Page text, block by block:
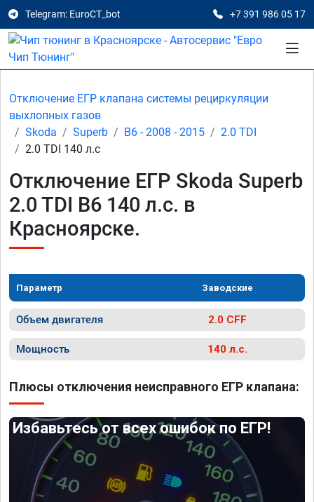
Telegram: EuroCT_bot +7 391 986 05 17
Отключение ЕГР клапана системы рециркуляции
выхлопных газов
Skoda
Superb B6 - 2008 - 2015
2.0 TDI
2.0 TDI 140 л.с
Отключение ЕГР Skoda Superb
2.0 TDI B6 140 л.с. в
Красноярске.
Параметр Заводские
Объем двигателя 2.0 CFF
Мощность 140 л.с.
Плюсы отключения неисправного ЕГР клапана:
Избавьтесь от всех ошибок по ЕГР!